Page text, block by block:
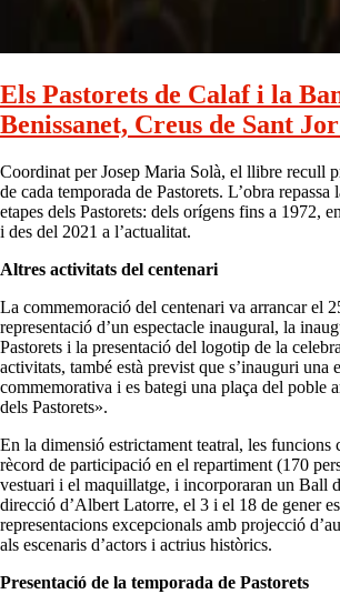
Els Pastorets de Calaf i la
Benissanet, Creus de Sant
Coordinat per Josep Maria Solà, el llibre recull
de cada temporada de Pastorets. L’obra repassa
etapes dels Pastorets: dels orígens fins a 1972,
i des del 2021 a l’actualitat.
Altres activitats del centenari
La commemoració del centenari va arrancar el
representació d’un espectacle inaugural, la
Pastorets i la presentació del logotip de la
activitats, també està previst que s’inauguri una
commemorativa i es bategi una plaça del poble
dels Pastorets».
En la dimensió estrictament teatral, les funcions
rècord de participació en el repartiment (170
vestuari i el maquillatge, i incorporaran un Ball
direcció d’Albert Latorre, el 3 i el 18 de gener
representacions excepcionals amb projecció
als escenaris d’actors i actrius històrics.
Presentació de la temporada de Pastorets